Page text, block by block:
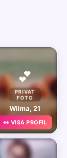
💕
PRIVAT
FOTO
Wilma, 21
👀 VISA PROFIL